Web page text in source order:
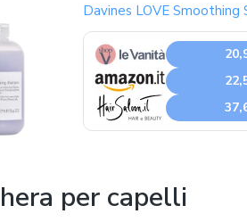
Davines LOVE Smoothing
per capelli